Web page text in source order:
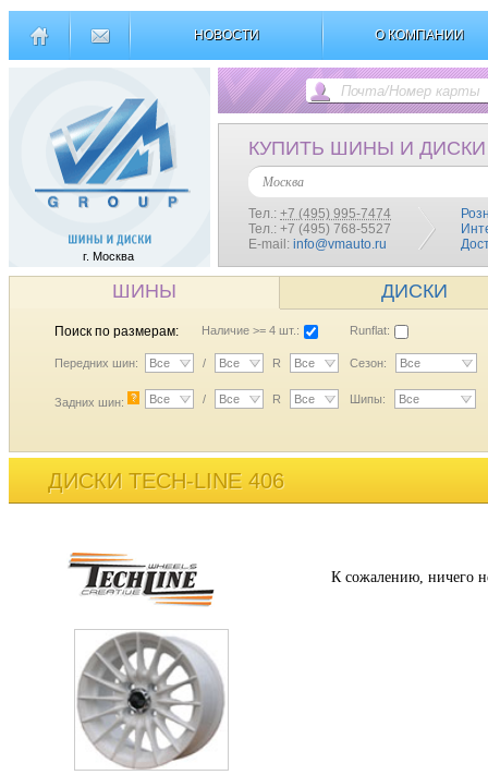
НОВОСТИ О КОМПАНИИ
г. Москва
КУПИТЬ ШИНЫ И ДИСКИ
Москва
Тел.: +7 (495) 995-7474
Тел.: +7 (495) 768-5527
E-mail: info@vmauto.ru
ШИНЫ ДИСКИ
Поиск по размерам: Наличие >= 4 шт.: Runflat:
Передних шин: Все / Все R Все Сезон: Все
Задних шин: ? Все / Все R Все Шипы: Все
ДИСКИ TECH-LINE 406
К сожалению, ничего